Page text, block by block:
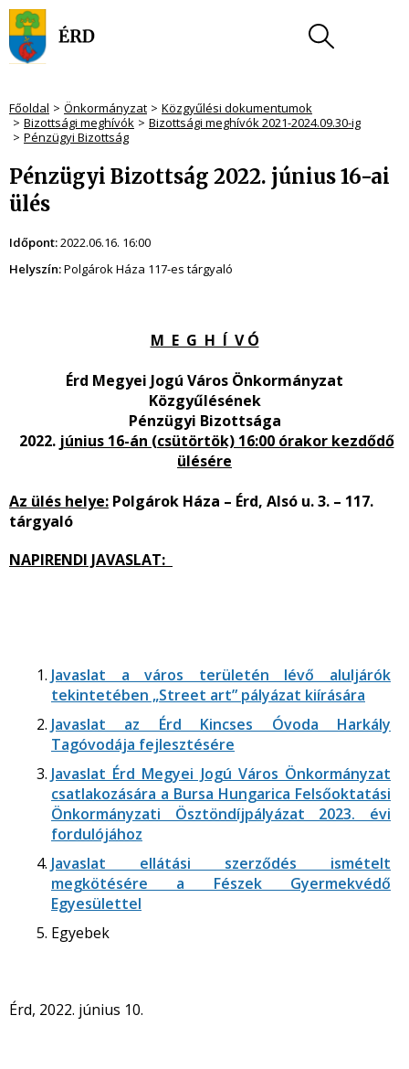
Főoldal Önkormányzat
Közgyűlési dokumentumok
Bizottsági meghívók
Bizottsági meghívók 2021-2024.09.30-ig
Pénzügyi Bizottság
Pénzügyi Bizottság 2022. június 16-ai
ülés
Időpont:2022.06.16. 16:00
Helyszín:Polgárok Háza 117-es tárgyaló
M E G H Í V Ó
Érd Megyei Jogú Város Önkormányzat
Közgyűlésének
Pénzügyi Bizottsága
2022. június 16-án (csütörtök) 16:00 órakor kezdődő
ülésére
Az ülés helye: Polgárok Háza – Érd, Alsó u. 3. – 117.
tárgyaló
NAPIRENDI JAVASLAT:
Javaslat a város területén lévő aluljárók
tekintetében „Street art” pályázat kiírására
Javaslat az Érd Kincses Óvoda Harkály
Tagóvodája fejlesztésére
Javaslat Érd Megyei Jogú Város Önkormányzat
csatlakozására a Bursa Hungarica Felsőoktatási
Önkormányzati Ösztöndíjpályázat 2023. évi
fordulójához
Javaslat ellátási szerződés ismételt
megkötésére a Fészek Gyermekvédő
Egyesülettel
Egyebek
Érd, 2022. június 10.